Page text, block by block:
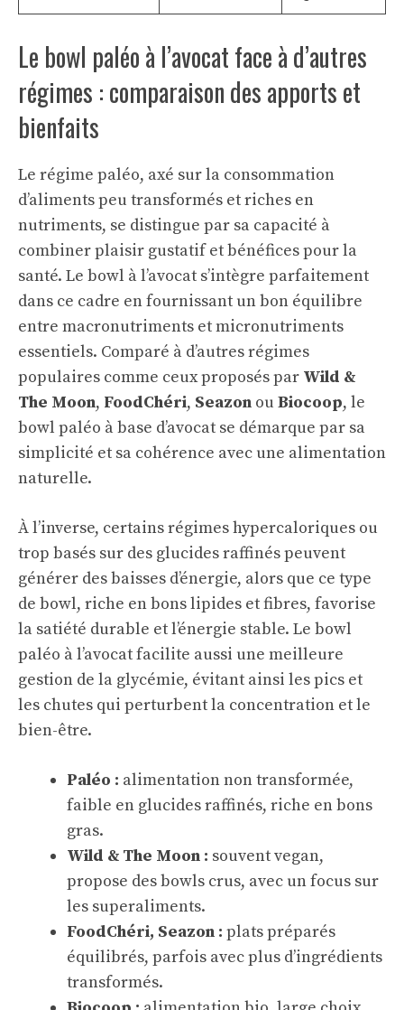
Le bowl paléo à l’avocat face à d’autres
régimes : comparaison des apports et
bienfaits
Le régime paléo, axé sur la consommation
d’aliments peu transformés et riches en
nutriments, se distingue par sa capacité à
combiner plaisir gustatif et bénéfices pour la
santé. Le bowl à l’avocat s’intègre parfaitement
dans ce cadre en fournissant un bon équilibre
entre macronutriments et micronutriments
essentiels. Comparé à d’autres régimes
populaires comme ceux proposés par Wild &
The Moon, FoodChéri, Seazon ou Biocoop, le
bowl paléo à base d’avocat se démarque par sa
simplicité et sa cohérence avec une alimentation
naturelle.
À l’inverse, certains régimes hypercaloriques ou
trop basés sur des glucides raffinés peuvent
générer des baisses d’énergie, alors que ce type
de bowl, riche en bons lipides et fibres, favorise
la satiété durable et l’énergie stable. Le bowl
paléo à l’avocat facilite aussi une meilleure
gestion de la glycémie, évitant ainsi les pics et
les chutes qui perturbent la concentration et le
bien-être.
Paléo : alimentation non transformée,
faible en glucides raffinés, riche en bons
gras.
Wild & The Moon : souvent vegan,
propose des bowls crus, avec un focus sur
les superaliments.
FoodChéri, Seazon : plats préparés
équilibrés, parfois avec plus d’ingrédients
transformés.